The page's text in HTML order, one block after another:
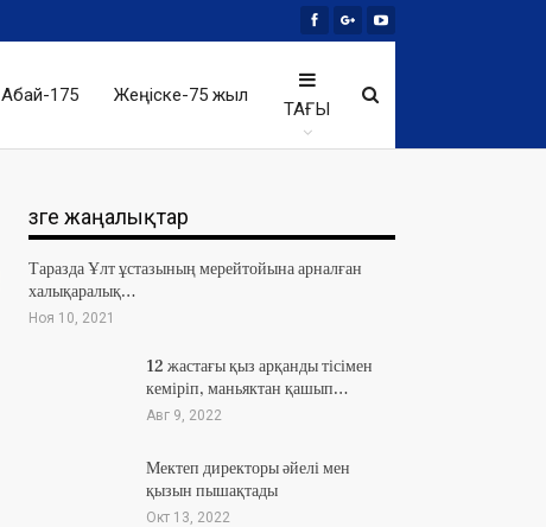
Абай-175 Жеңіске-75 жыл
ТАҒЫ
Өзге жаңалықтар
Таразда Ұлт ұстазының мерейтойына арналған
халықаралық…
Ноя 10, 2021
12 жастағы қыз арқанды тісімен
кеміріп, маньяктан қашып…
Авг 9, 2022
Мектеп директоры әйелі мен
қызын пышақтады
Окт 13, 2022